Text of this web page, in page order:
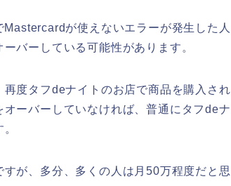
が使えないエラーが発生した人
バーしている可能性があります。
度タフdeナイトのお店で商品を購入され
ーバーしていなければ、普通にタフdeナ
が、多分、多くの人は月50万程度だと思